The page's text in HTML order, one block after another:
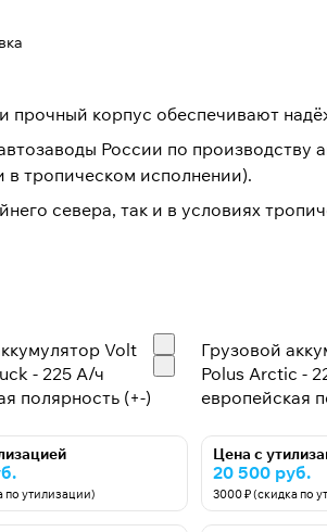
прочный корпус обеспечивают
России по производству
в тропическом исполнении).
севера, так и в условиях
Volt
- 225 А/ч
полярность (+-)
по утилизации)
Грузовой
Polus Arctic -
европейская
Цена с
20 500 руб.
3000 ₽ (скидка по